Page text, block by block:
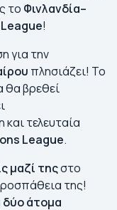
το Φινλανδία–
!
για την
πλησιάζει! Το
θα βρεθεί
και τελευταία
League.
μαζί τηςστο
της!
δύοάτομα